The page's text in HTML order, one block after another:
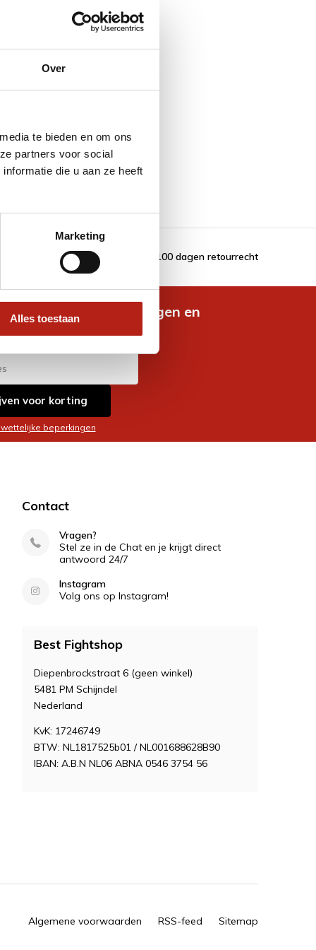
Over
te bieden en om ons
partners voor social
die u aan ze heeft
Marketing
Alles toestaan
100 dagen retourrecht
nieuwste aanbiedingen en
voor korting
beperkingen
Contact
Vragen?
Stel ze in de Chat en je krijgt direct
antwoord 24/7
Instagram
Volg ons op Instagram!
Best Fightshop
Diepenbrockstraat 6 (geen winkel)
5481 PM Schijndel
Nederland
KvK: 17246749
BTW: NL1817525b01 / NL001688628B90
IBAN: A.B.N NL06 ABNA 0546 3754 56
Algemene voorwaarden RSS-feed Sitemap